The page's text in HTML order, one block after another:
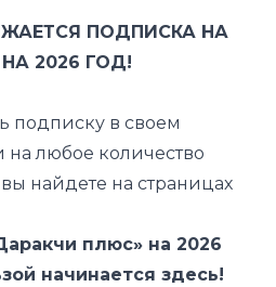
ПОДПИСКА НА
2026 ГОД!
подписку в своем
на любое количество
найдете на страницах
плюс» на 2026
начинается здесь!